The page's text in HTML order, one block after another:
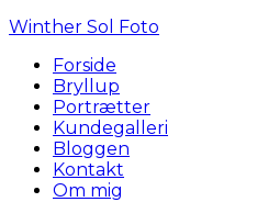
Winther Sol Foto
Forside
Bryllup
Portrætter
Kundegalleri
Bloggen
Kontakt
Om mig